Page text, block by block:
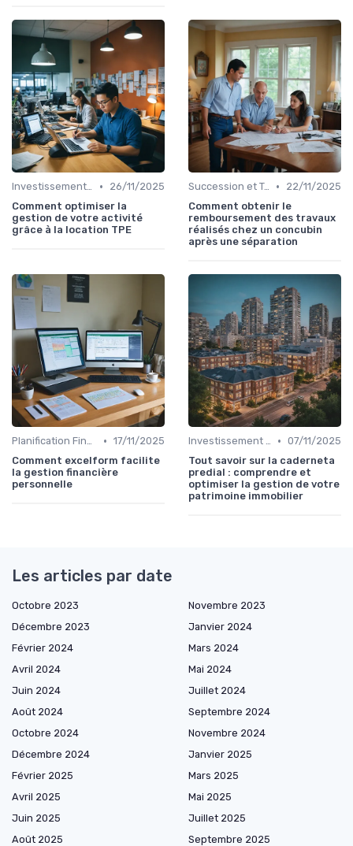
Investissement Immobilier •
26/11/2025
Comment optimiser la
gestion de votre activité
grâce à la location TPE
Succession et Transmission de Patrimoine •
22/11/2025
Comment obtenir le
remboursement des travaux
réalisés chez un concubin
après une séparation
Planification Financière Personnelle • 17/11/2025
Comment excelform facilite
la gestion financière
personnelle
Investissement Immobilier • 07/11/2025
Tout savoir sur la caderneta
predial : comprendre et
optimiser la gestion de votre
patrimoine immobilier
Les articles par date
Octobre 2023
Novembre 2023
Décembre 2023
Janvier 2024
Février 2024
Mars 2024
Avril 2024
Mai 2024
Juin 2024
Juillet 2024
Août 2024
Septembre 2024
Octobre 2024
Novembre 2024
Décembre 2024
Janvier 2025
Février 2025
Mars 2025
Avril 2025
Mai 2025
Juin 2025
Juillet 2025
Août 2025
Septembre 2025